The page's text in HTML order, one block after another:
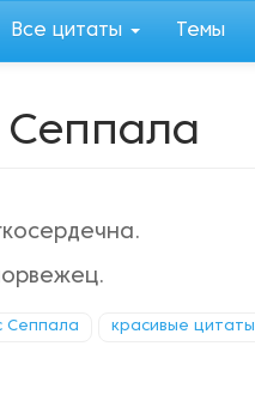
Все цитаты Темы
Сеппала
Сеппала красивые цитаты